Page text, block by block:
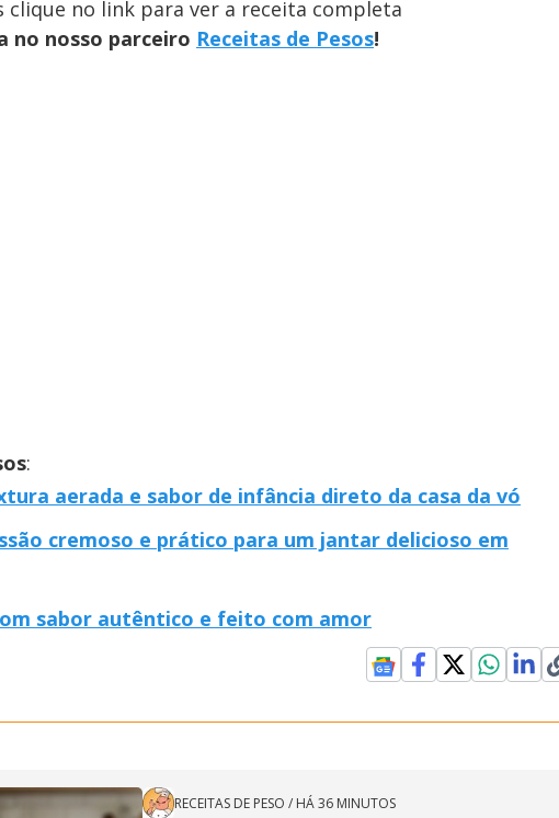
clique no link para ver a receita completa
no nosso parceiro Receitas de Pesos!
:
aerada e sabor de infância direto da casa da vó
cremoso e prático para um jantar delicioso em
sabor autêntico e feito com amor
RECEITAS DE PESO / HÁ 36 MINUTOS